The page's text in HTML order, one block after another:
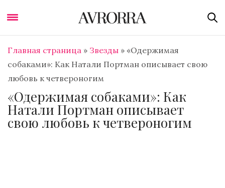
Главная страница » Звезды » «Одержимая
собаками»: Как Натали Портман описывает свою
любовь к четвероногим
«Одержимая собаками»: Как
Натали Портман описывает
свою любовь к четвероногим